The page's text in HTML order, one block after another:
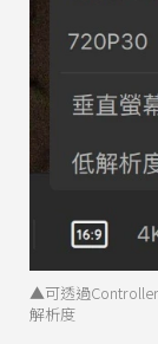
▲可透過
解析度